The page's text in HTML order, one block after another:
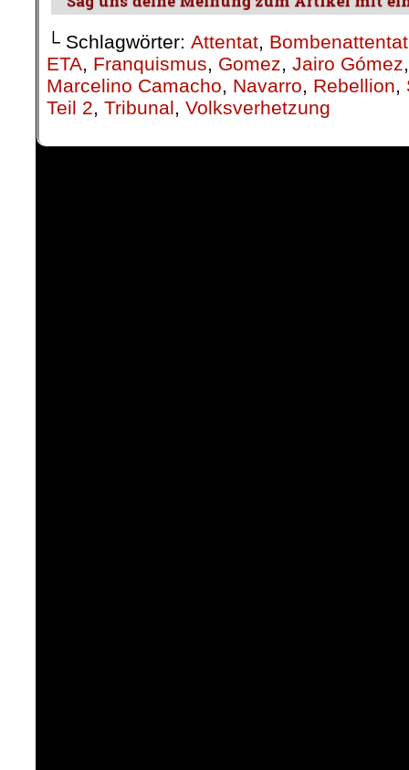
└ Schlagwörter: Attentat, Bombenattentat
ETA, Franquismus, Gomez, Jairo Gómez
Marcelino Camacho, Navarro, Rebellion,
Teil 2, Tribunal, Volksverhetzung